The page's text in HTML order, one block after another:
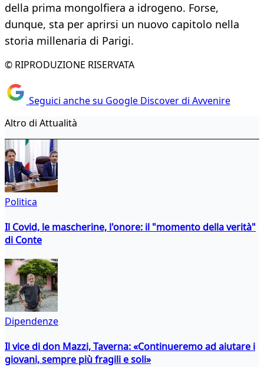
della prima mongolfiera a idrogeno. Forse,
dunque, sta per aprirsi un nuovo capitolo nella
storia millenaria di Parigi.
© RIPRODUZIONE RISERVATA
Seguici anche su Google Discover di Avvenire
Altro di Attualità
Politica
Il Covid, le mascherine, l'onore: il "momento della verità"
di Conte
Dipendenze
Il vice di don Mazzi, Taverna: «Continueremo ad aiutare i
giovani, sempre più fragili e soli»